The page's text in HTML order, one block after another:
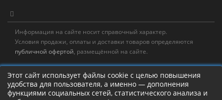
Информация на сайте носит справочный характер.
Условия продажи, оплаты и доставки товаров определяются
публичной офертой, размещённой на сайте.
Новостная рассылка
Новости, акции, распродажи и полезные советы!
Этот сайт использует файлы cookie с целью повышения
удобства для пользователя, а именно — дополнения
функциями социальных сетей, статистического анализа и